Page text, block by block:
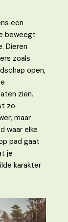
een
beweegt
Dieren
zoals
open,
zien.
zo
maar
waar elke
pad gaat
je
karakter